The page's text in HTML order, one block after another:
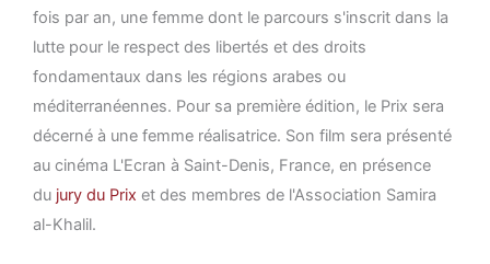
fois par an, une femme dont le parcours s'inscrit dans la
lutte pour le respect des libertés et des droits
fondamentaux dans les régions arabes ou
méditerranéennes. Pour sa première édition, le Prix sera
décerné à une femme réalisatrice. Son film sera présenté
au cinéma L'Ecran à Saint-Denis, France, en présence
du jury du Prix et des membres de l'Association Samira
al-Khalil.